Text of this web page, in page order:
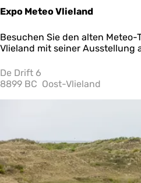
d
Expo Meteo Vlieland
E
x
o
M
t
l
i
e
Besuchen Sie den alten
Vlieland mit seiner Ausstellung
De Drift 6
8899 BC Oost-Vlieland